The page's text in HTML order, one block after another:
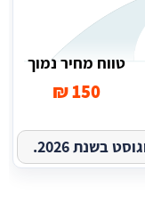
טווח מחיר נמוך
150 ₪
בשנת 2026.